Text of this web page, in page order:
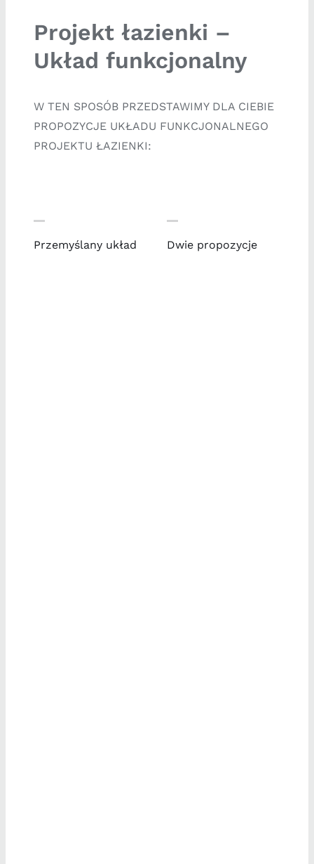
Projekt łazienki –
Układ funkcjonalny
W TEN SPOSÓB PRZEDSTAWIMY DLA CIEBIE
PROPOZYCJE UKŁADU FUNKCJONALNEGO
PROJEKTU ŁAZIENKI:
Przemyślany układ Dwie propozycje